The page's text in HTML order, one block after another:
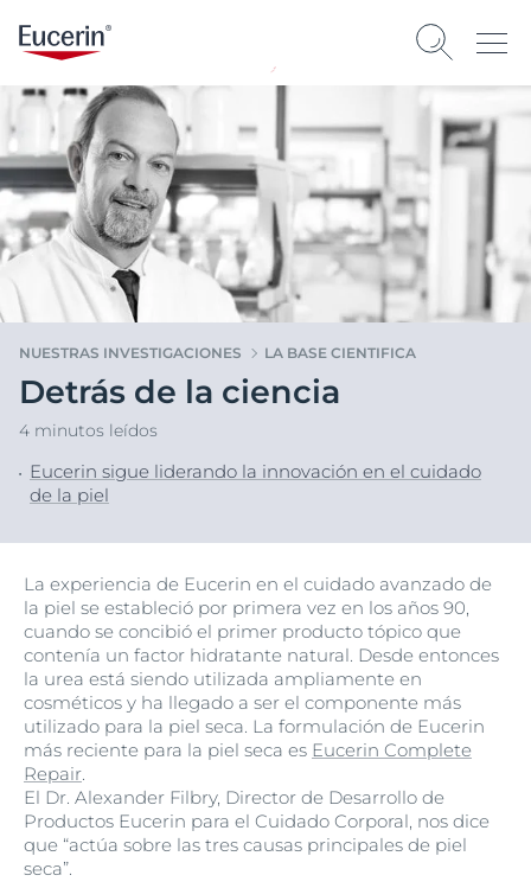
NUESTRAS INVESTIGACIONES LA BASE CIENTIFICA
Detrás de la ciencia
4 minutos leídos
Eucerin sigue liderando la innovación en el cuidado
de la piel
La experiencia de Eucerin en el cuidado avanzado de
la piel se estableció por primera vez en los años 90,
cuando se concibió el primer producto tópico que
contenía un factor hidratante natural. Desde entonces
la urea está siendo utilizada ampliamente en
cosméticos y ha llegado a ser el componente más
utilizado para la piel seca. La formulación de Eucerin
más reciente para la piel seca es Eucerin Complete
Repair.
El Dr. Alexander Filbry, Director de Desarrollo de
Productos Eucerin para el Cuidado Corporal, nos dice
que “actúa sobre las tres causas principales de piel
seca”.